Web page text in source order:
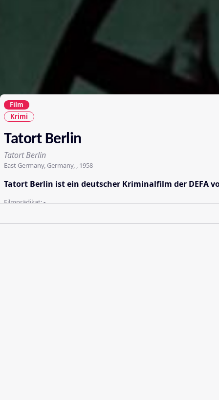
Film
Krimi
Tatort Berlin
Tatort Berlin
East Germany, Germany, , 1958
Tatort Berlin ist ein deutscher Kriminalfilm der DEFA
Filmprädikat:-